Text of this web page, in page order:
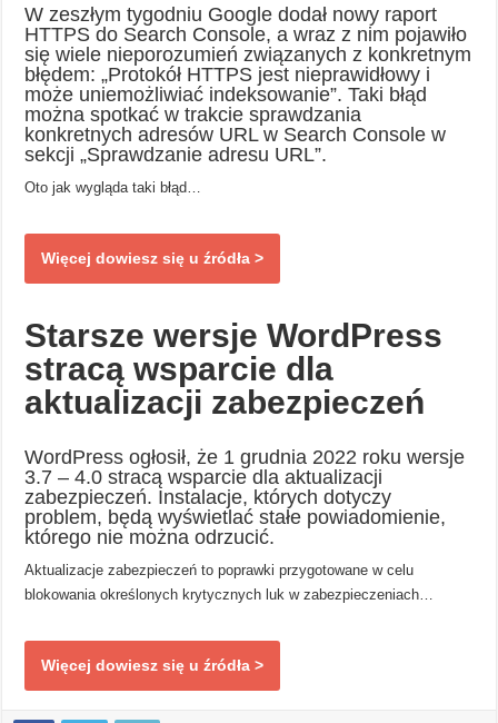
W zeszłym tygodniu Google dodał nowy raport
HTTPS do Search Console, a wraz z nim pojawiło
się wiele nieporozumień związanych z konkretnym
błędem: „Protokół HTTPS jest nieprawidłowy i
może uniemożliwiać indeksowanie”. Taki błąd
można spotkać w trakcie sprawdzania
konkretnych adresów URL w Search Console w
sekcji „Sprawdzanie adresu URL”.
Oto jak wygląda taki błąd…
Więcej dowiesz się u źródła >
Starsze wersje WordPress
stracą wsparcie dla
aktualizacji zabezpieczeń
WordPress ogłosił, że 1 grudnia 2022 roku wersje
3.7 – 4.0 stracą wsparcie dla aktualizacji
zabezpieczeń. Instalacje, których dotyczy
problem, będą wyświetlać stałe powiadomienie,
którego nie można odrzucić.
Aktualizacje zabezpieczeń to poprawki przygotowane w celu
blokowania określonych krytycznych luk w zabezpieczeniach…
Więcej dowiesz się u źródła >